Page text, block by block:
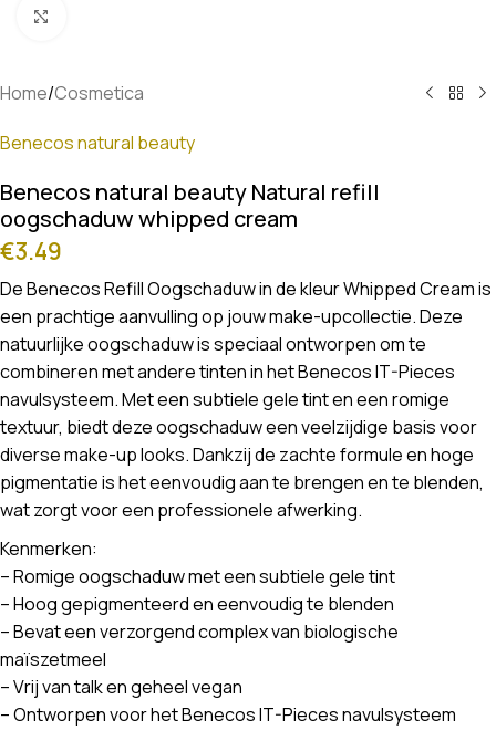
Home/Cosmetica
Benecos natural beauty
Benecos natural beauty Natural refill
oogschaduw whipped cream
€3.49
De Benecos Refill Oogschaduw in de kleur Whipped Cream is
een prachtige aanvulling op jouw make-upcollectie. Deze
natuurlijke oogschaduw is speciaal ontworpen om te
combineren met andere tinten in het Benecos IT-Pieces
navulsysteem. Met een subtiele gele tint en een romige
textuur, biedt deze oogschaduw een veelzijdige basis voor
diverse make-up looks. Dankzij de zachte formule en hoge
pigmentatie is het eenvoudig aan te brengen en te blenden,
wat zorgt voor een professionele afwerking.
Kenmerken:
– Romige oogschaduw met een subtiele gele tint
– Hoog gepigmenteerd en eenvoudig te blenden
– Bevat een verzorgend complex van biologische
maïszetmeel
– Vrij van talk en geheel vegan
– Ontworpen voor het Benecos IT-Pieces navulsysteem